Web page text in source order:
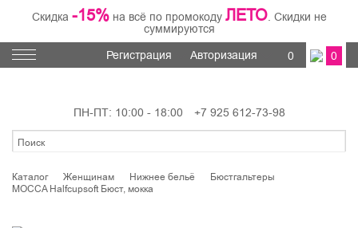
Скидка -15%на всё по промокоду ЛЕТО. Скидки не
суммируются
Регистрация
Авторизация 0 0
ПН-ПТ: 10:00 - 18:00 +7 925 612-73-98
Каталог Женщинам Нижнее бельё
Бюстгальтеры
MOCCA Halfcupsoft Бюст, мокка